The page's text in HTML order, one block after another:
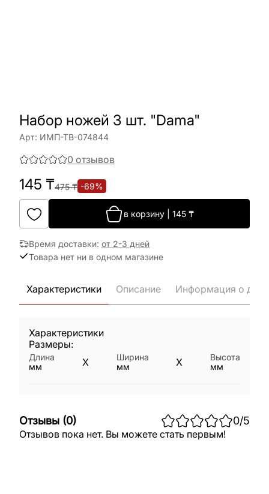
Набор ножей 3 шт. "Dama"
Арт: ИМП-ТВ-074844
0 отзывов
145 ₸475₸ -69%
в корзину 145 ₸
Время доставки: от 2-3 дней
Товара нет ни в одном магазине
Характеристики Описание Информация о
Характеристики
Размеры:
Длина
мм
X
Ширина
мм
X
Высота
мм
Отзывы (0) 0/5
Отзывов пока нет. Вы можете стать первым!